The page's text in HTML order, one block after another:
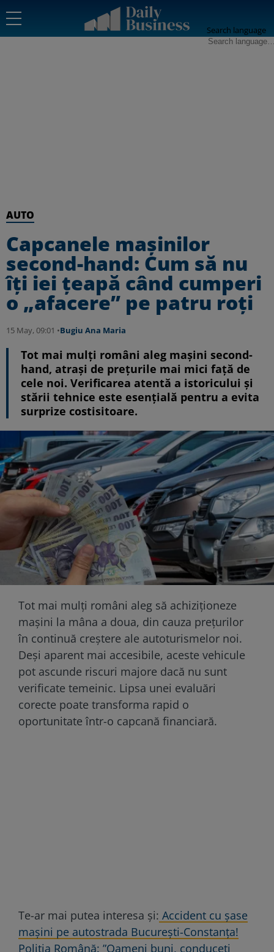
Search language
AUTO
Capcanele mașinilor
second-hand: Cum să nu
îți iei țeapă când cumperi
o „afacere” pe patru roți
15 May, 09:01 •Bugiu ⁠Ana Maria
Tot mai mulți români aleg mașini second-
hand, atrași de prețurile mai mici față de
cele noi. Verificarea atentă a istoricului și
stării tehnice este esențială pentru a evita
surprize costisitoare.
Tot mai mulți români aleg să achiziționeze
mașini la mâna a doua, din cauza prețurilor
în continuă creștere ale autoturismelor noi.
Deși aparent mai accesibile, aceste vehicule
pot ascunde riscuri majore dacă nu sunt
verificate temeinic. Lipsa unei evaluări
corecte poate transforma rapid o
oportunitate într-o capcană financiară.
Te-ar mai putea interesa și: Accident cu șase
mașini pe autostrada București-Constanța!
Poliția Română: ”Oameni buni, conduceți